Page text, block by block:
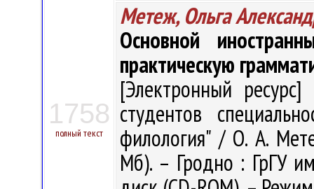
1758
полный текст
Метеж, Ольга
Основной
практическую
[Электронный
студентов
филология" / О. А.
Мб). – Гродно : ГрГУ